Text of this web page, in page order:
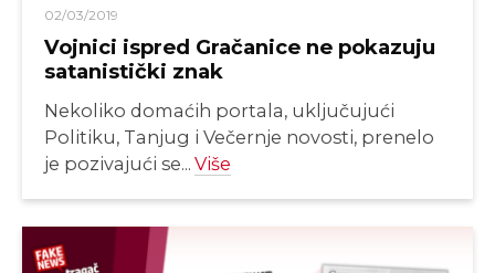
02/03/2019
Vojnici ispred Gračanice ne pokazuju
satanistički znak
Nekoliko domaćih portala, uključujući
Politiku, Tanjug i Večernje novosti, prenelo
je pozivajući se... Više